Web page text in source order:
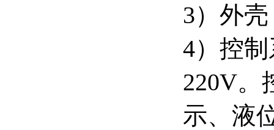
3）外
4）控
220V。
示、液